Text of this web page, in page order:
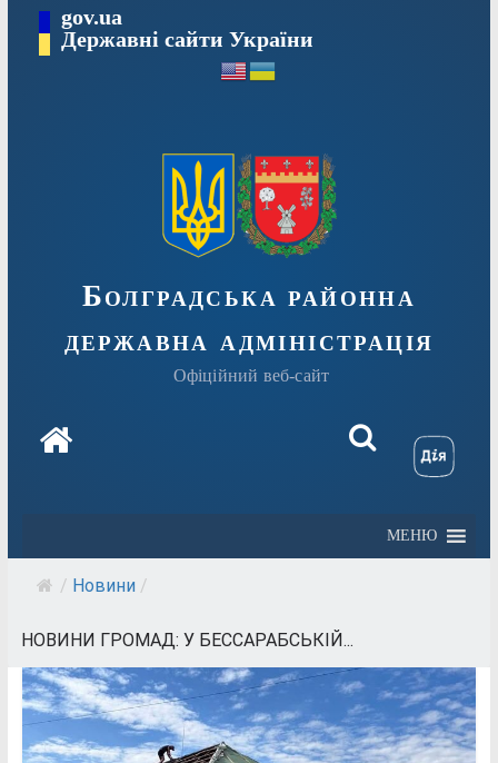
Перейтиgov.ua
Державні сайти України
Болградська районна
державна адміністрація
Офіційний веб-сайт
МЕНЮ
/ Новини /
НОВИНИ ГРОМАД: У БЕССАРАБСЬКІЙ...